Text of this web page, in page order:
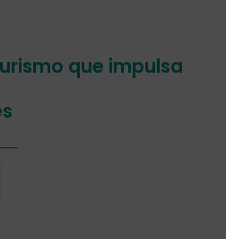
que impulsa